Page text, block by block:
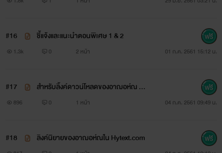
เด็กสาวชาวเหนือที่บังเอิญฟ้าเป็นใจหรืออะไรก็ตามแต่จะคาดเดา
กับมาเฟียหนุ่มรูปงามนามเพราะคนนี้
สาวน้อยหน้าหวานและอ่อนหวานเสมอในห้วงคำนึงของณอห์ณ
#16 ชี้แจ้งและแนะนำตอนพิเศษ 1 & 2
1.3k 0 2 หน้า 01 ก.ค. 2561 15:12 น.
#17
สำหรับลิ้งค์ดาวน์โหลดของอาฌอห์ณ ใน
OokBee นะคะ (ลูกค้า AIS ได้รับสิทธิพิเ
896 0 1 หน้า 04 ก.ค. 2561 09:49 น.
#18 ลิงค์นิยายของอาฌอห์ณใน Hytext.com